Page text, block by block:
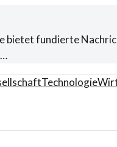
bietet fundierte
Technologie